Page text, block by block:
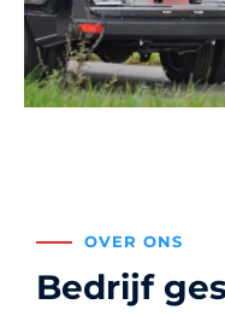
OVER ONS
Bedrijf